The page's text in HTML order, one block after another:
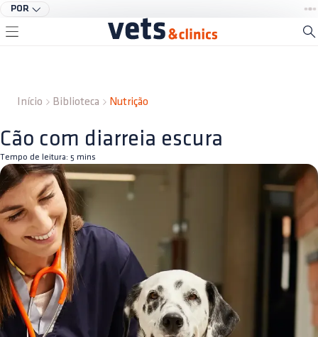
POR
Início Biblioteca Nutrição
Cão com diarreia escura
Tempo de leitura: 5 mins